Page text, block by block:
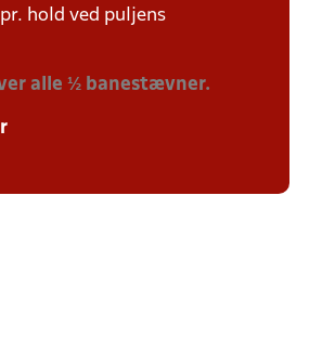
hold ved puljens
alle ½ banestævner.